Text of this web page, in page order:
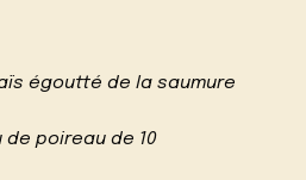
égoutté de la saumure
de poireau de 10